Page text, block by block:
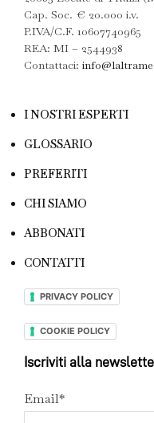
Cap. Soc. € 20.000 i.v.
P.IVA/C.F. 10607740965
REA: MI – 2544938
Contattaci:
I NOSTRI ESPERTI
GLOSSARIO
PREFERITI
CHI SIAMO
ABBONATI
CONTATTI
PRIVACY POLICY
COOKIE POLICY
Iscriviti alla
Email*